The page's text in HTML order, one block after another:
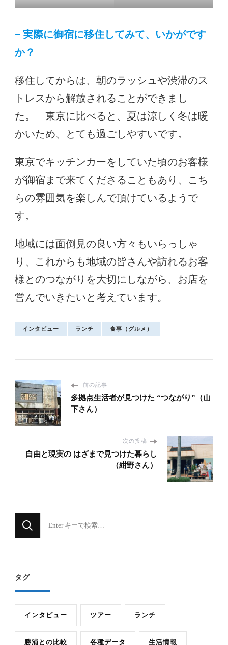
− 実際に御宿に移住してみて、いかがです
か？
移住してからは、朝のラッシュや渋滞のス
トレスから解放されることができまし
た。 東京に比べると、夏は涼しく冬は暖
かいため、とても過ごしやすいです。
東京でキッチンカーをしていた頃のお客様
が御宿まで来てくださることもあり、こち
らの雰囲気を楽しんで頂けているようで
す。
地域には面倒見の良い方々もいらっしゃ
り、これからも地域の皆さんや訪れるお客
様とのつながりを大切にしながら、お店を
営んでいきたいと考えています。
インタビュー ランチ 食事（グルメ）
前の記事
多拠点生活者が見つけた “つながり”（山
下さん）
次の投稿
自由と現実の はざまで見つけた暮らし
（紺野さん）
し
す
か
タグ
インタビュー ツアー ランチ
勝浦との比較 各種データ 生活情報